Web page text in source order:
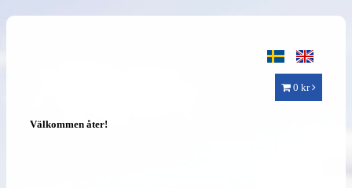
0 kr
Välkommen åter!